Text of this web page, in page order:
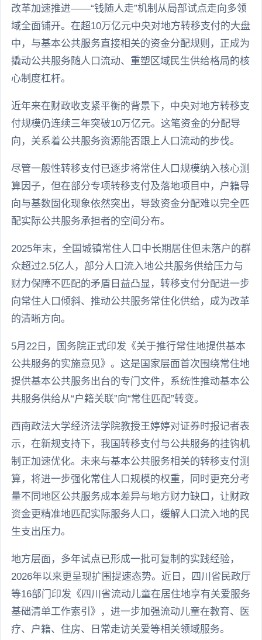
改革加速推进——“钱随人走”机制从局部试点走向多领
域全面铺开。在超10万亿元中央对地方转移支付的大盘
中，与基本公共服务直接相关的资金分配规则，正成为
撬动公共服务随人口流动、重塑区域民生供给格局的核
心制度杠杆。
近年来在财政收支紧平衡的背景下，中央对地方转移支
付规模仍连续三年突破10万亿元。这笔资金的分配导
向，关系着公共服务资源能否跟上人口流动的步伐。
尽管一般性转移支付已逐步将常住人口规模纳入核心测
算因子，但在部分专项转移支付及落地项目中，户籍导
向与基数固化现象依然突出，导致资金分配难以完全匹
配实际公共服务承担者的空间分布。
2025年末，全国城镇常住人口中长期居住但未落户的群
众超过2.5亿人，部分人口流入地公共服务供给压力与
财力保障不匹配的矛盾日益凸显，转移支付分配进一步
向常住人口倾斜、推动公共服务常住化供给，成为改革
的清晰方向。
5月22日，国务院正式印发《关于推行常住地提供基本
公共服务的实施意见》。这是国家层面首次围绕常住地
提供基本公共服务出台的专门文件，系统性推动基本公
共服务供给从“户籍关联”向“常住匹配”转变。
西南政法大学经济法学院教授王婷婷对证券时报记者表
示，在新规支持下，我国转移支付与公共服务的挂钩机
制正加速优化。未来与基本公共服务相关的转移支付测
算，将进一步强化常住人口规模的权重，同时更充分考
量不同地区公共服务成本差异与地方财力缺口，让财政
资金更精准地匹配实际服务人口，缓解人口流入地的民
生支出压力。
地方层面，多年试点已形成一批可复制的实践经验，
2026年以来更呈现扩围提速态势。近日，四川省民政厅
等16部门印发《四川省流动儿童在居住地享有关爱服务
基础清单工作索引》，进一步加强流动儿童在教育、医
疗、户籍、住房、日常走访关爱等相关领域服务。